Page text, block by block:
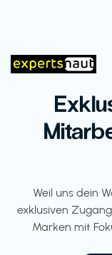
Weil uns dein
exklusiven
Marken mit